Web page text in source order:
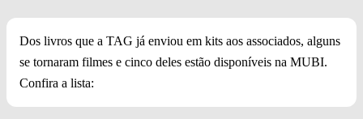
Dos livros que a TAG já enviou em kits aos associados, alguns
se tornaram filmes e cinco deles estão disponíveis na MUBI.
Confira a lista: